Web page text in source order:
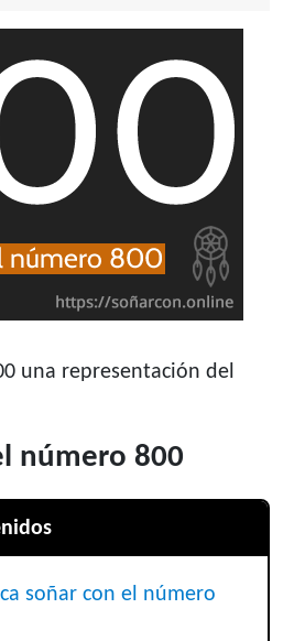
una representación del
número 800
soñar con el número